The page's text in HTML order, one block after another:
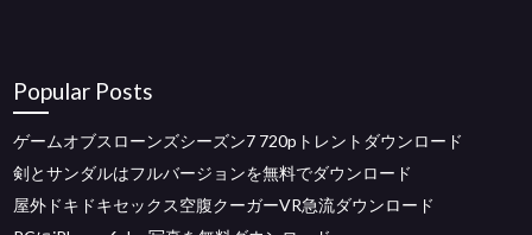
Popular Posts
ゲームオブスローンズシーズン7 720pトレントダウンロード
剣とサンダルはフルバージョンを無料でダウンロード
屋外ドキドキセックス空腹クーガーVR急流ダウンロード